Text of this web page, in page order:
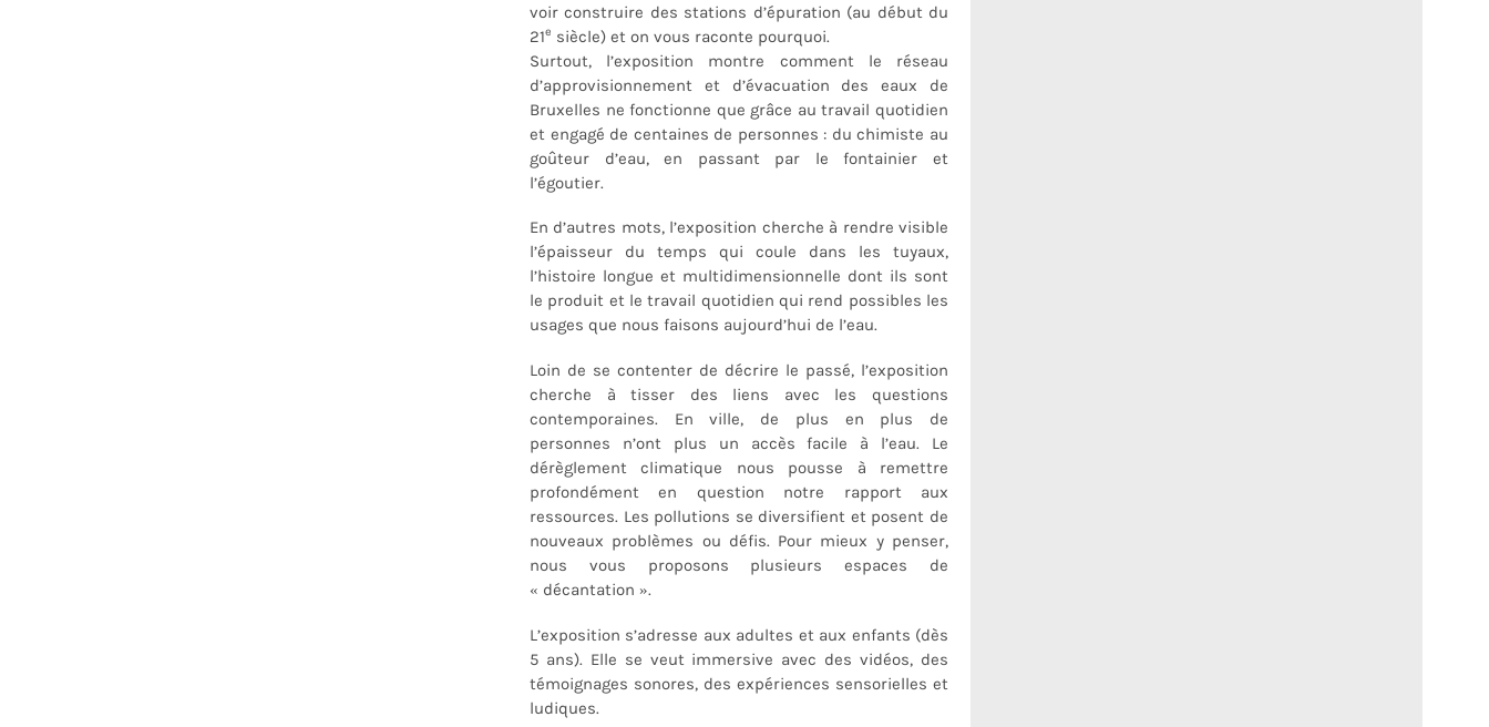
voir construire des stations d’épuration (au début du
21e siècle) et on vous raconte pourquoi.
Surtout, l’exposition montre comment le réseau
d’approvisionnement et d’évacuation des eaux de
Bruxelles ne fonctionne que grâce au travail quotidien
et engagé de centaines de personnes : du chimiste au
goûteur d’eau, en passant par le fontainier et
l’égoutier.
En d’autres mots, l’exposition cherche à rendre visible
l’épaisseur du temps qui coule dans les tuyaux,
l’histoire longue et multidimensionnelle dont ils sont
le produit et le travail quotidien qui rend possibles les
usages que nous faisons aujourd’hui de l’eau.
Loin de se contenter de décrire le passé, l’exposition
cherche à tisser des liens avec les questions
contemporaines. En ville, de plus en plus de
personnes n’ont plus un accès facile à l’eau. Le
dérèglement climatique nous pousse à remettre
profondément en question notre rapport aux
ressources. Les pollutions se diversifient et posent de
nouveaux problèmes ou défis. Pour mieux y penser,
nous vous proposons plusieurs espaces de
« décantation ».
L’exposition s’adresse aux adultes et aux enfants (dès
5 ans). Elle se veut immersive avec des vidéos, des
témoignages sonores, des expériences sensorielles et
ludiques.